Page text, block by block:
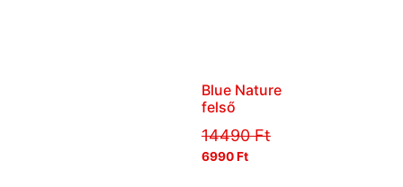
Blue Nature
felső
14490Ft
6990Ft